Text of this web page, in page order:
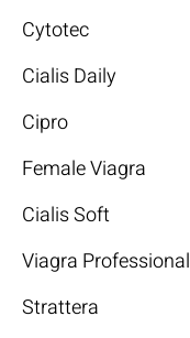
Cytotec
Cialis Daily
Cipro
Female Viagra
Cialis Soft
Viagra Professional
Strattera